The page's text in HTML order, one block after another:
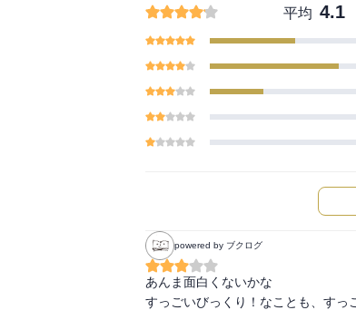
平均 4.1
powered by ブクログ
あんま面白くないかな
すっごいびっくり！なことも、すっ